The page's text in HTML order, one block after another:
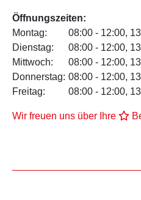
Öffnungszeiten:
Montag:
08:00 - 12:00,
Dienstag:
08:00 - 12:00,
Mittwoch:
08:00 - 12:00,
Donnerstag: 08:00 - 12:00,
Freitag:
08:00 - 12:00,
Wir freuen uns über Ihre